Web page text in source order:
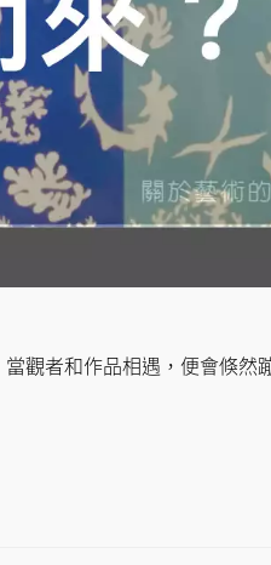
觀者和作品相遇，便會倏然